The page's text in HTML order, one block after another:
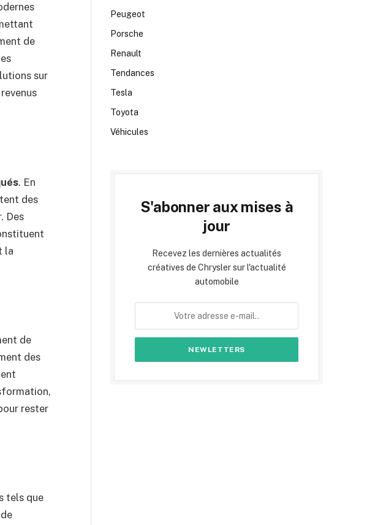
de
sur
. En
des
Des
la
de
des
rester
tels que
Peugeot
Porsche
Renault
Tendances
Tesla
Toyota
Véhicules
S'abonner aux mises à
jour
Recevez les dernières actualités
créatives de Chrysler sur l'actualité
automobile